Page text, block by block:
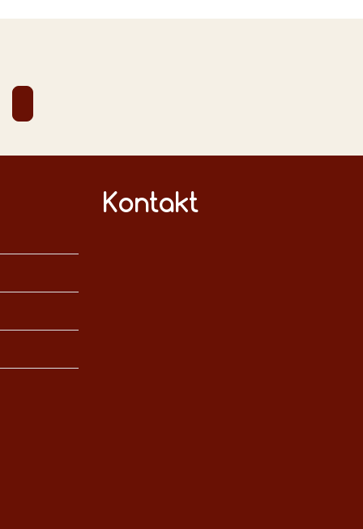
Kontakt